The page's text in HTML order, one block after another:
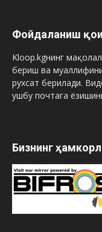
Фойдаланиш
Kloop.kgнинг
бериш ва
рухсат берилади.
ушбу почтага
Бизнинг